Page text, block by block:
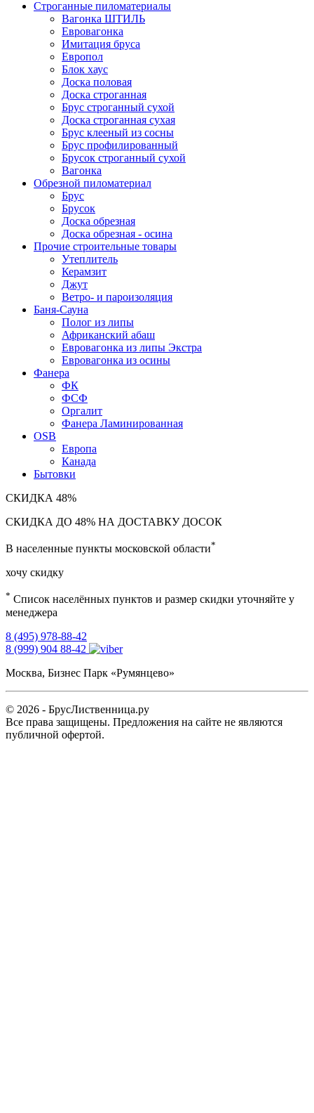
Строганные пиломатериалы
Вагонка ШТИЛЬ
Евровагонка
Имитация бруса
Европол
Блок хаус
Доска половая
Доска строганная
Брус строганный сухой
Доска строганная сухая
Брус клееный из сосны
Брус профилированный
Брусок строганный сухой
Вагонка
Обрезной пиломатериал
Брус
Брусок
Доска обрезная
Доска обрезная - осина
Прочие строительные товары
Утеплитель
Керамзит
Джут
Ветро- и пароизоляция
Баня-Сауна
Полог из липы
Африканский абаш
Евровагонка из липы Экстра
Евровагонка из осины
Фанера
ФК
ФСФ
Оргалит
Фанера Ламинированная
OSB
Европа
Канада
Бытовки
СКИДКА 48%
СКИДКА ДО 48% НА ДОСТАВКУ ДОСОК
В населенные пункты московской области*
хочу скидку
* Список населённых пунктов и размер скидки уточняйте у
менеджера
8 (495) 978-88-42
8 (999) 904 88-42
Москва, Бизнес Парк «Румянцево»
© 2026 - БрусЛиственница.ру
Все права защищены. Предложения на сайте не являются
публичной офертой.